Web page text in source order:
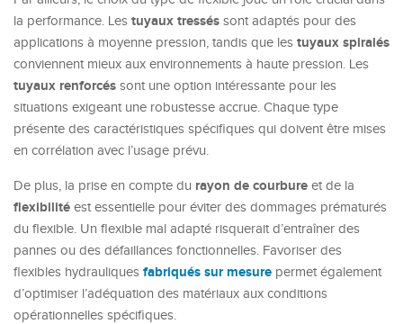
la performance. Les tuyaux tressés sont adaptés pour des
applications à moyenne pression, tandis que les tuyaux spiralés
conviennent mieux aux environnements à haute pression. Les
tuyaux renforcés sont une option intéressante pour les
situations exigeant une robustesse accrue. Chaque type
présente des caractéristiques spécifiques qui doivent être mises
en corrélation avec l’usage prévu.
De plus, la prise en compte du rayon de courbure et de la
flexibilité est essentielle pour éviter des dommages prématurés
du flexible. Un flexible mal adapté risquerait d’entraîner des
pannes ou des défaillances fonctionnelles. Favoriser des
flexibles hydrauliques fabriqués sur mesure permet également
d’optimiser l’adéquation des matériaux aux conditions
opérationnelles spécifiques.